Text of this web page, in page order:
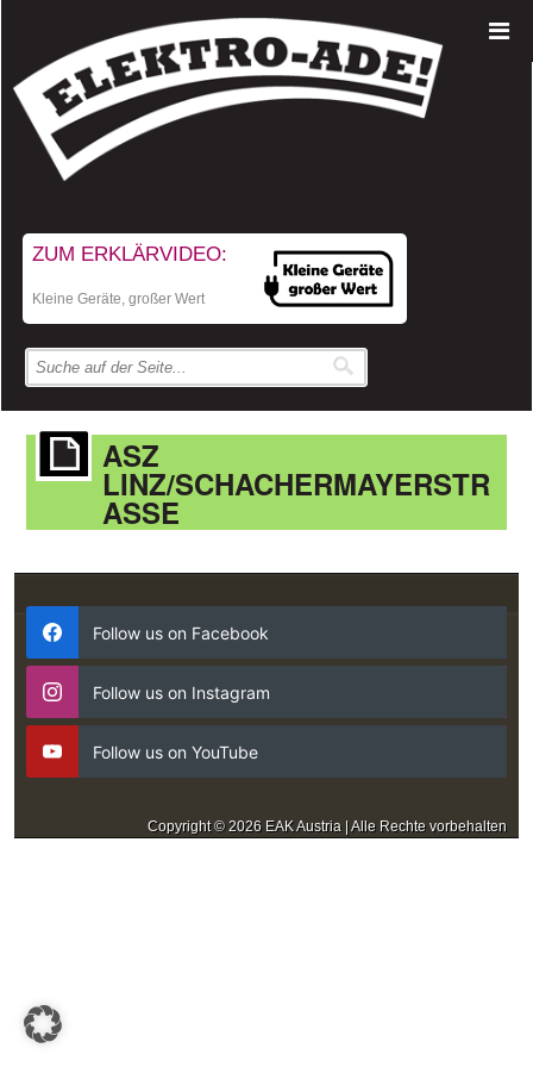
ZUM ERKLÄRVIDEO:
Kleine Geräte, großer Wert
ASZ
LINZ/SCHACHERMAYERSTR
ASSE
Follow us on Facebook
Follow us on Instagram
Follow us on YouTube
Copyright © 2026 EAK Austria | Alle Rechte vorbehalten